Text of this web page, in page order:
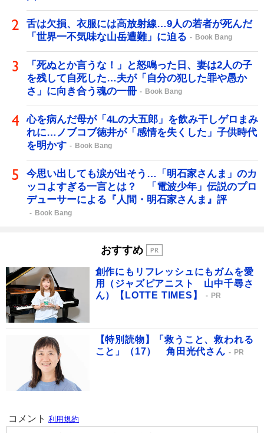
舌は欠損、衣服には高放射線…9人の若者が死んだ
「世界一不気味な山岳遭難」に迫る
Book Bang
「死ぬとか言うな！」と怒鳴った日、妻は2人の子
を残して自死した…夫が「自分の犯した罪や愚か
さ」に向き合う魂の一冊
Book Bang
心を病んだ母が「4Lの大五郎」を飲み干しゲロまみ
れに…ノブコブ徳井が「感情を失くした」子供時代
を明かす
Book Bang
今思い出しても涙が出そう…「明石家さんま」のカ
ッコよすぎる一言とは？ 「電波少年」伝説のプロ
デューサーによる『人間・明石家さんま』評
Book Bang
おすすめ
創作にもリフレッシュにもガムを愛
用（ジャズピアニスト 山中千尋さ
ん）【LOTTE TIMES】
PR
【特別読物】「救うこと、救われる
こと」（17） 角田光代さん
PR